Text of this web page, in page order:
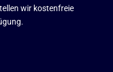
wir kostenfreie